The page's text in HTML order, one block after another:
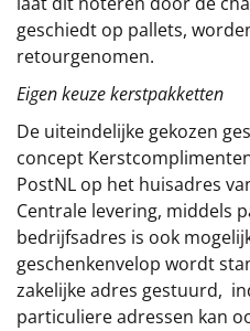
geschiedt op pallets,
retourgenomen.
Eigen keuze kerstpakketten
De uiteindelijke gekozen
concept
PostNL op het huisadres
Centrale levering, middels
bedrijfsadres is ook
geschenkenvelop wordt
zakelijke adres gestuurd,
particuliere adressen kan